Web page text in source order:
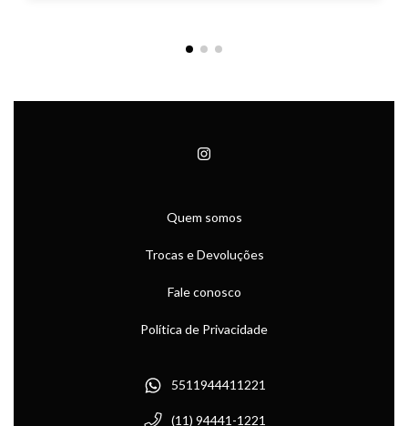
Quem somos
Trocas e Devoluções
Fale conosco
Política de Privacidade
5511944411221
(11) 94441-1221